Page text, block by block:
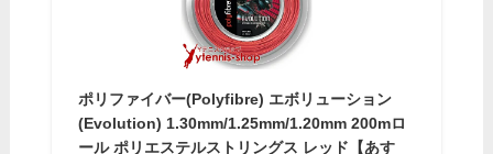
ポリファイバー(Polyfibre) エボリューション
(Evolution) 1.30mm/1.25mm/1.20mm 200mロ
ール ポリエステルストリングス レッド【あす